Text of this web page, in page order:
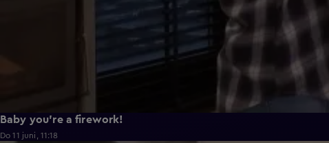
Baby you're a firework!
Do 11 juni, 11:18